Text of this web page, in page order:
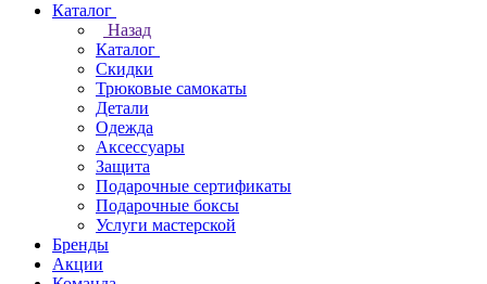
Каталог
Назад
Каталог
Скидки
Трюковые самокаты
Детали
Одежда
Аксессуары
Защита
Подарочные сертификаты
Подарочные боксы
Услуги мастерской
Бренды
Акции